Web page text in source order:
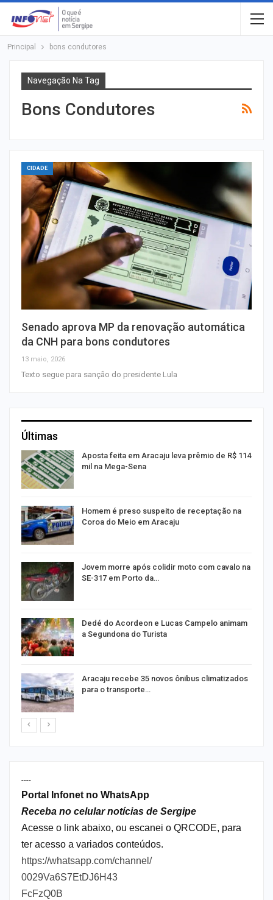
Principal bons condutores
Navegação Na Tag
Bons Condutores
CIDADE
Senado aprova MP da renovação automática
da CNH para bons condutores
13 maio, 2026
Texto segue para sanção do presidente Lula
Últimas
Aposta feita em Aracaju leva prêmio de R$ 114
mil na Mega-Sena
Homem é preso suspeito de receptação na
Coroa do Meio em Aracaju
Jovem morre após colidir moto com cavalo na
SE-317 em Porto da…
Dedé do Acordeon e Lucas Campelo animam
a Segundona do Turista
Aracaju recebe 35 novos ônibus climatizados
para o transporte…
----
Portal Infonet no WhatsApp
Receba no celular notícias de Sergipe
Acesse o link abaixo, ou escanei o QRCODE, para
ter acesso a variados conteúdos.
https://whatsapp.com/channel/
0029Va6S7EtDJ6H43
FcFzQ0B